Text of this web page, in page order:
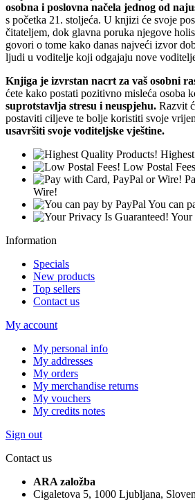
osobna i poslovna načela jednog od
s početka 21. stoljeća. U knjizi će svoje
čitateljem, dok glavna poruka njegove
govori o tome kako danas najveći izvor
ljudi u voditelje koji odgajaju nove
Knjiga je izvrstan nacrt za vaš osobni
ćete kako postati pozitivno misleća osoba
suprotstavlja stresu i neuspjehu. Razvit
postaviti ciljeve te bolje koristiti svoje
usavršiti svoje voditeljske vještine.
Low Postal
Wire!
You can
Your
Information
Specials
New products
Top sellers
Contact us
My account
My personal info
My addresses
My orders
My merchandise returns
My vouchers
My credits notes
Sign out
Contact us
ARA založba
Cigaletova 5, 1000 Ljubljana,